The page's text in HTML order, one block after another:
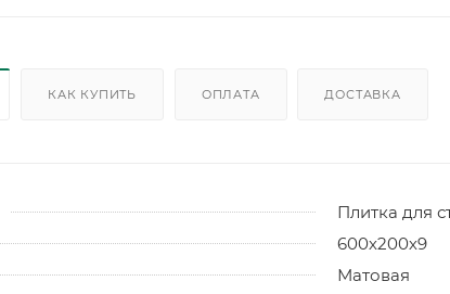
КАК КУПИТЬ ОПЛАТА ДОСТАВКА
Плитка для
600х200х9
Матовая